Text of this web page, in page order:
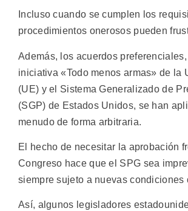
Incluso cuando se cumplen los
procedimientos onerosos pueden
Además, los acuerdos
iniciativa «Todo menos armas» de la
(UE) y el Sistema Generalizado de
(SGP) de Estados Unidos, se han
menudo de forma arbitraria.
El hecho de necesitar la aprobación
Congreso hace que el SPG sea
siempre sujeto a nuevas condiciones
Así, algunos legisladores